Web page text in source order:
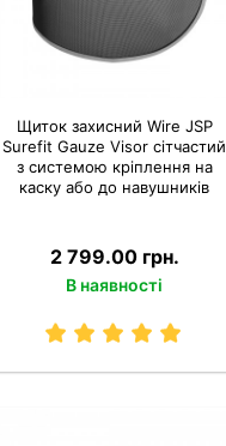
Щиток захисний Wire JSP
Surefit Gauze Visor сітчастий
з системою кріплення на
каску або до навушників
2 799.00 грн.
В наявності